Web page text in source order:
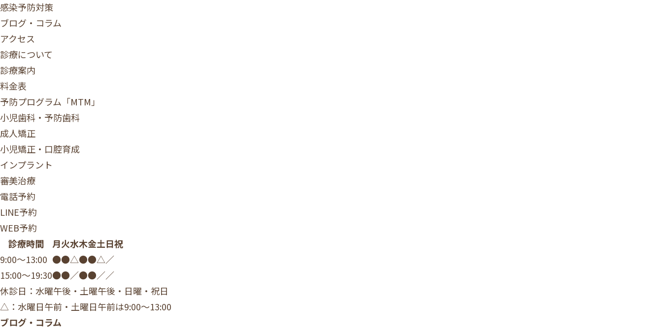
感染予防対策
ブログ・コラム
アクセス
診療について
診療案内
料金表
予防プログラム「MTM」
小児歯科・予防歯科
成人矯正
小児矯正・口腔育成
インプラント
審美治療
電話予約
LINE予約
WEB予約
診療時間
月火水木金土日祝
9:00〜13:00 ●●△●●△／
15:00〜19:30●●／●●／／
休診日：水曜午後・土曜午後・日曜・祝日
△：水曜日午前・土曜日午前は9:00～13:00
ブログ・コラム